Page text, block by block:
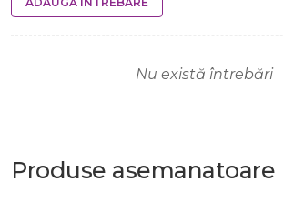
Nu există întrebări
Produse asemanatoare